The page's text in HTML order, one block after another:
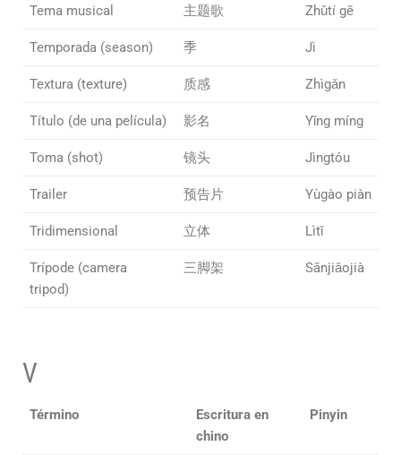
Tema musical 主题歌 Zhǔtí gē
Temporada (season) 季 Jì
Textura (texture) 质感 Zhìgǎn
Título (de una película) 影名 Yǐng míng
Toma (shot) 镜头 Jìngtóu
Trailer 预告片 Yùgào piàn
Tridimensional 立体 Lìtǐ
Trípode (camera
tripod)
三脚架 Sānjiǎojià
V
Término
Escritura en
chino
Pinyin